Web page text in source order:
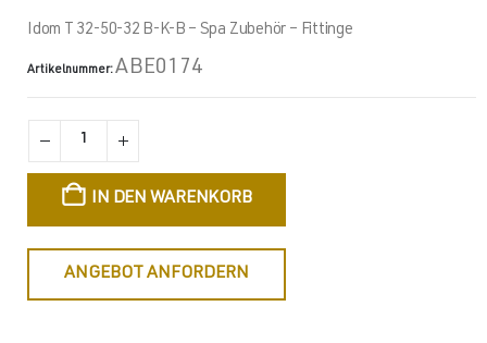
Idom T 32-50-32 B-K-B – Spa Zubehör – Fittinge
Artikelnummer:ABE0174
IN DEN WARENKORB
ANGEBOT ANFORDERN